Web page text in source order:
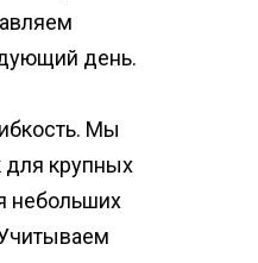
день.
Мы
для крупных
небольших